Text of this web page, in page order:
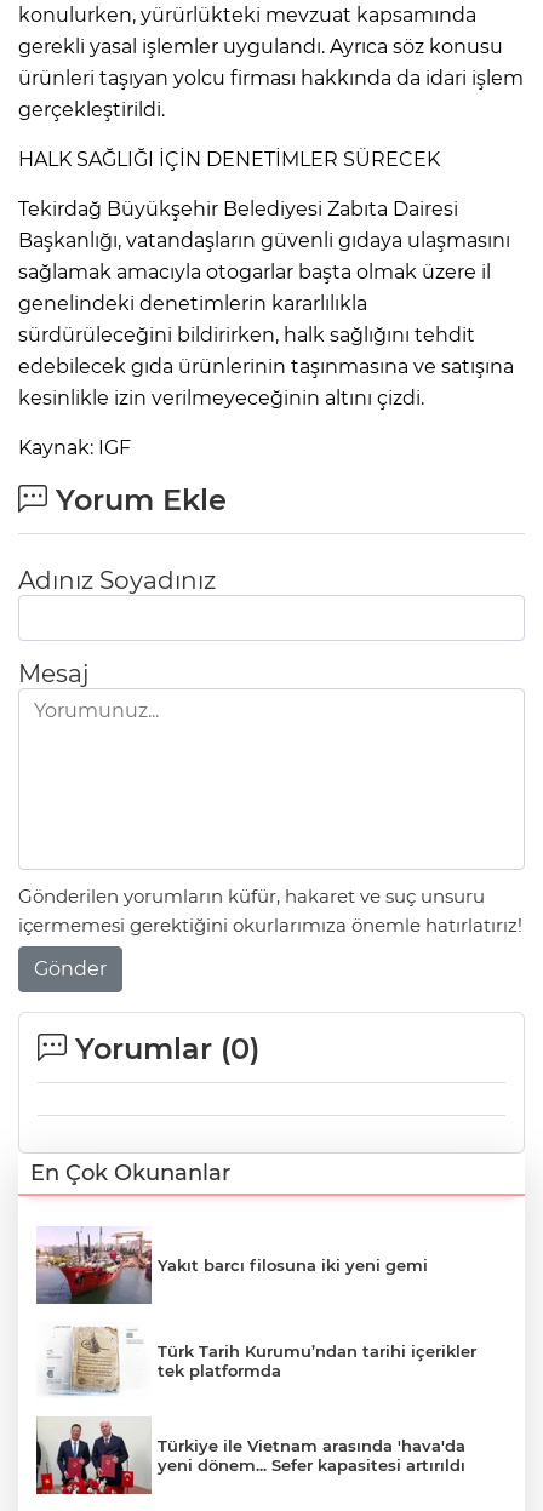
konulurken, yürürlükteki mevzuat kapsamında
gerekli yasal işlemler uygulandı. Ayrıca söz konusu
ürünleri taşıyan yolcu firması hakkında da idari işlem
gerçekleştirildi.
HALK SAĞLIĞI İÇİN DENETİMLER SÜRECEK
Tekirdağ Büyükşehir Belediyesi Zabıta Dairesi
Başkanlığı, vatandaşların güvenli gıdaya ulaşmasını
sağlamak amacıyla otogarlar başta olmak üzere il
genelindeki denetimlerin kararlılıkla
sürdürüleceğini bildirirken, halk sağlığını tehdit
edebilecek gıda ürünlerinin taşınmasına ve satışına
kesinlikle izin verilmeyeceğinin altını çizdi.
Kaynak: IGF
Yorum Ekle
Adınız Soyadınız
Mesaj
Gönderilen yorumların küfür, hakaret ve suç unsuru
içermemesi gerektiğini okurlarımıza önemle hatırlatırız!
Gönder
Yorumlar (0)
En Çok Okunanlar
Yakıt barcı filosuna iki yeni gemi
Türk Tarih Kurumu’ndan tarihi içerikler
tek platformda
Türkiye ile Vietnam arasında 'hava'da
yeni dönem... Sefer kapasitesi artırıldı